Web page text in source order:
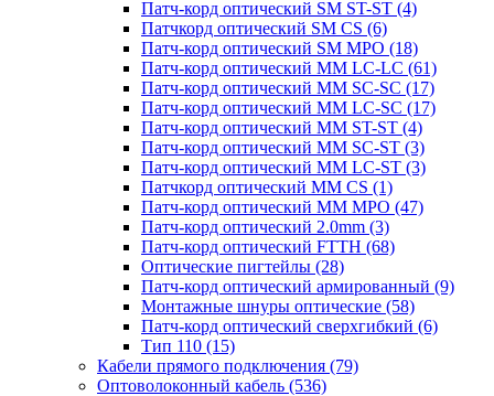
Патч-корд оптический SM ST-ST (4)
Патчкорд оптический SM CS (6)
Патч-корд оптический SM MPO (18)
Патч-корд оптический MM LC-LC (61)
Патч-корд оптический MM SC-SC (17)
Патч-корд оптический MM LC-SC (17)
Патч-корд оптический MM ST-ST (4)
Патч-корд оптический MM SC-ST (3)
Патч-корд оптический MM LC-ST (3)
Патчкорд оптический MM CS (1)
Патч-корд оптический MM MPO (47)
Патч-корд оптический 2.0mm (3)
Патч-корд оптический FTTH (68)
Оптические пигтейлы (28)
Патч-корд оптический армированный (9)
Монтажные шнуры оптические (58)
Патч-корд оптический сверхгибкий (6)
Тип 110 (15)
Кабели прямого подключения (79)
Оптоволоконный кабель (536)